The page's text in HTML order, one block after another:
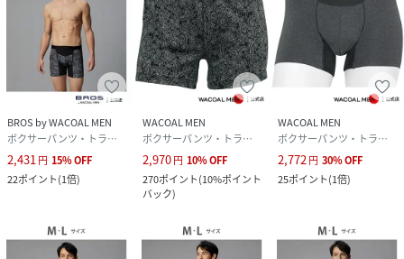
BROS by WACOAL MEN
ボクサーパンツ・トランクス
2,431円 15%OFF
22ポイント(1倍)
WACOAL MEN
ボクサーパンツ・トランクス
2,970円 10%OFF
270ポイント(10%ポイント
バック)
WACOAL MEN
ボクサーパンツ・トランクス
2,772円 30%OFF
25ポイント(1倍)